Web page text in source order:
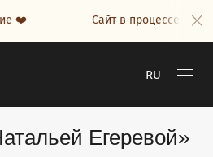
Сайт в процессе
RU
Егеревой»